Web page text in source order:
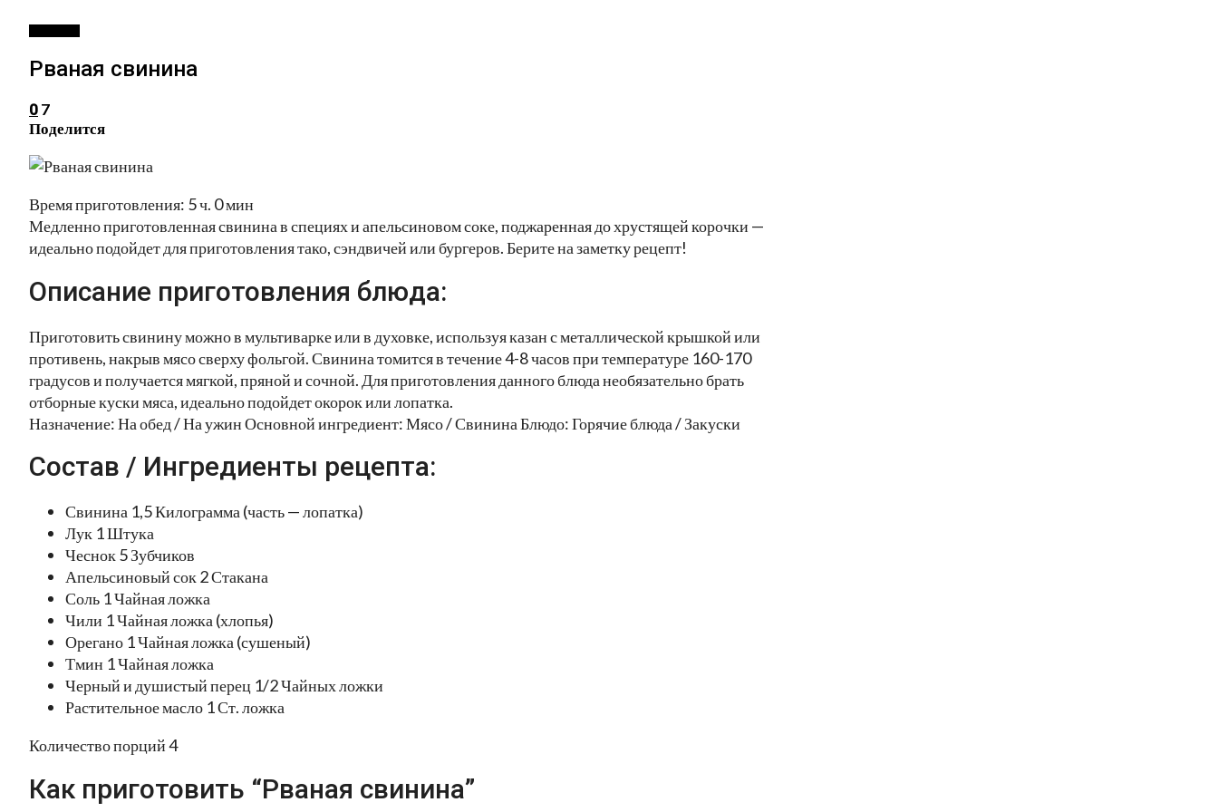
Рваная свинина
0 7
Поделится
Время приготовления: 5 ч. 0 мин
Медленно приготовленная свинина в специях и апельсиновом соке, поджаренная до хрустящей корочки —
идеально подойдет для приготовления тако, сэндвичей или бургеров. Берите на заметку рецепт!
Описание приготовления блюда:
Приготовить свинину можно в мультиварке или в духовке, используя казан с металлической крышкой или
противень, накрыв мясо сверху фольгой. Свинина томится в течение 4-8 часов при температуре 160-170
градусов и получается мягкой, пряной и сочной. Для приготовления данного блюда необязательно брать
отборные куски мяса, идеально подойдет окорок или лопатка.
Назначение: На обед / На ужин Основной ингредиент: Мясо / Свинина Блюдо: Горячие блюда / Закуски
Состав / Ингредиенты рецепта:
Свинина 1,5 Килограмма (часть — лопатка)
Лук 1 Штука
Чеснок 5 Зубчиков
Апельсиновый сок 2 Стакана
Соль 1 Чайная ложка
Чили 1 Чайная ложка (хлопья)
Орегано 1 Чайная ложка (сушеный)
Тмин 1 Чайная ложка
Черный и душистый перец 1/2 Чайных ложки
Растительное масло 1 Ст. ложка
Количество порций 4
Как приготовить “Рваная свинина”